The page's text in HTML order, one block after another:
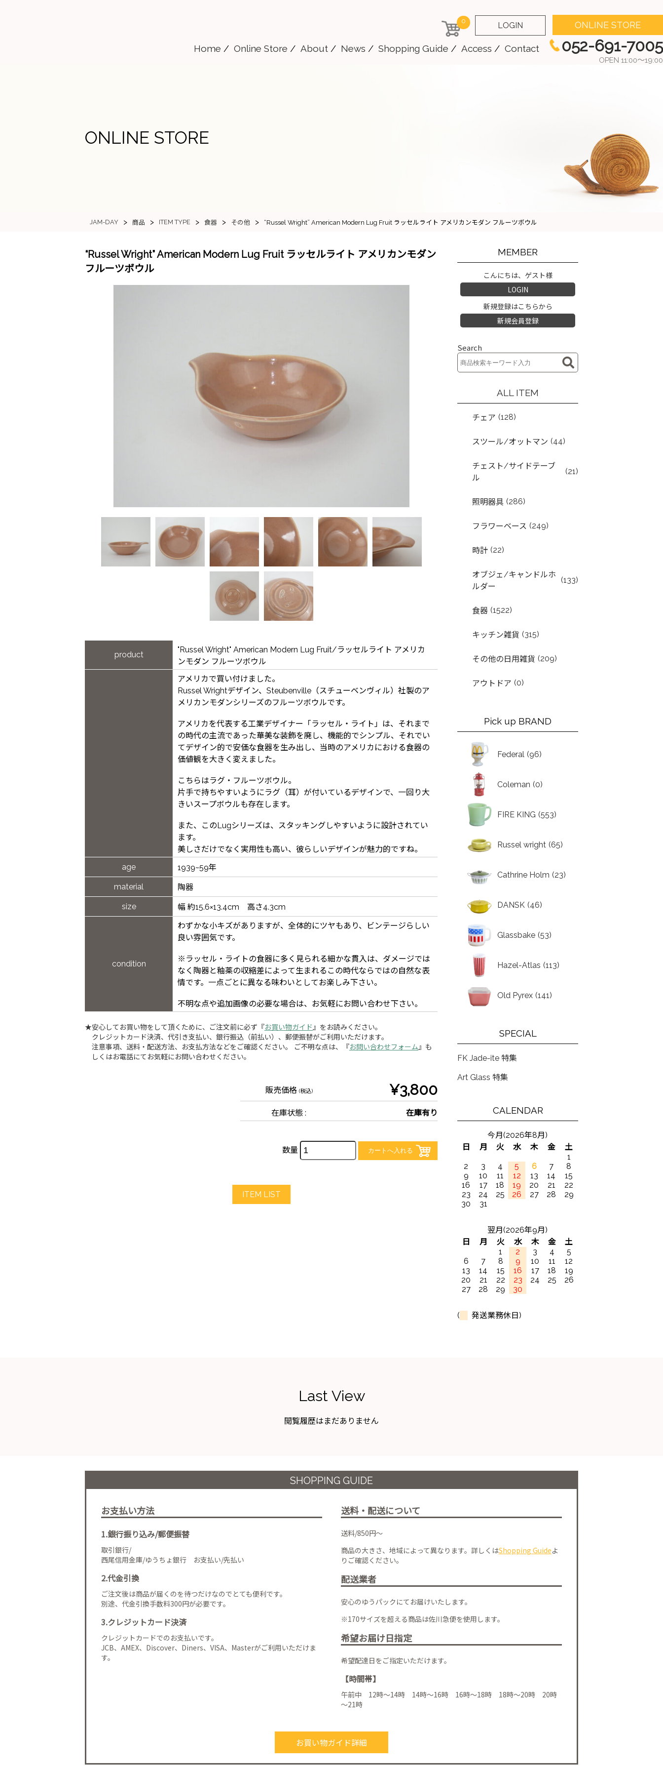
0 LOGIN ONLINE STORE
Home Online Store About News Shopping Guide Access Contact 052-691-7005
OPEN 11:00～19:00
ONLINE STORE
JAM-DAY > 商品 > ITEM TYPE > 食器 > その他 > “Russel Wright” American Modern Lug Fruit ラッセルライト アメリカンモダン フルーツボウル
“Russel Wright” American Modern Lug Fruit ラッセルライト アメリカンモダン
フルーツボウル
product
"Russel Wright" American Modern Lug Fruit/ラッセルライト アメリカ
ンモダン フルーツボウル
アメリカで買い付けました。
Russel Wrightデザイン、Steubenville（スチューベンヴィル）社製のア
メリカンモダンシリーズのフルーツボウルです。
アメリカを代表する工業デザイナー「ラッセル・ライト」は、それまで
の時代の主流であった華美な装飾を廃し、機能的でシンプル、それでい
てデザイン的で安価な食器を生み出し、当時のアメリカにおける食器の
価値観を大きく変えました。
こちらはラグ・フルーツボウル。
片手で持ちやすいようにラグ（耳）が付いているデザインで、一回り大
きいスープボウルも存在します。
また、このLugシリーズは、スタッキングしやすいように設計されてい
ます。
美しさだけでなく実用性も高い、彼らしいデザインが魅力的ですね。
age
1939~59年
material 陶器
size 幅 約15.6×13.4cm 高さ4.3cm
condition
わずかな小キズがありますが、全体的にツヤもあり、ビンテージらしい
良い雰囲気です。
※ラッセル・ライトの食器に多く見られる細かな貫入は、ダメージでは
なく陶器と釉薬の収縮差によって生まれるこの時代ならではの自然な表
情です。一点ごとに異なる味わいとしてお楽しみ下さい。
不明な点や追加画像の必要な場合は、お気軽にお問い合わせ下さい。
★安心してお買い物をして頂くために、ご注文前に必ず『お買い物ガイド 』をお読みください。
クレジットカード決済、代引き支払い、銀行振込（前払い）、郵便振替がご利用いただけます。
注意事項、送料・配送方法、お支払方法などをご確認ください。 ご不明な点は、『お問い合わせフォーム 』も
しくはお電話にてお気軽にお問い合わせください。
販売価格 (税込) ¥3,800
在庫状態 : 在庫有り
数量
ITEM LIST
MEMBER
こんにちは、ゲスト様
LOGIN
新規登録はこちらから
新規会員登録
Search
ALL ITEM
チェア (128)
スツール/オットマン (44)
チェスト/サイドテーブ
ル
(21)
照明器具 (286)
フラワーベース (249)
時計 (22)
オブジェ/キャンドルホ
ルダー
(133)
食器 (1522)
キッチン雑貨 (315)
その他の日用雑貨 (209)
アウトドア (0)
Pick up BRAND
Federal (96)
Coleman (0)
FIRE KING (553)
Russel wright (65)
Cathrine Holm (23)
DANSK (46)
Glassbake (53)
Hazel-Atlas (113)
Old Pyrex (141)
SPECIAL
FK Jade-ite 特集
Art Glass 特集
CALENDAR
今月(2026年8月)
日
月 火 水 木 金
土
1
2
3 4 5 6 7
8
9
10 11 12 13 14
15
16
17 18 19 20 21
22
23
24 25 26 27 28
29
30
31
翌月(2026年9月)
日
月 火 水 木 金
土
1
2 3 4
5
6
7 8 9 10 11
12
13
14 15 16 17 18
19
20
21 22 23 24 25
26
27
28 29 30
( 発送業務休日)
Last View
閲覧履歴はまだありません
SHOPPING GUIDE
お支払い方法
1.銀行振り込み/郵便振替
取引銀行/
西尾信用金庫/ゆうちょ銀行 お支払い/先払い
2.代金引換
ご注文後は商品が届くのを待つだけなのでとても便利です。
別途、代金引換手数料300円が必要です。
3.クレジットカード決済
クレジットカードでのお支払いです。
JCB、AMEX、Discover、Diners、VISA、Masterがご利用いただけま
す。
送料・配送について
送料/850円～
商品の大きさ、地域によって異なります。詳しくはShopping Guideよ
りご確認ください。
配送業者
安心のゆうパックにてお届けいたします。
※170サイズを超える商品は佐川急便を使用します。
希望お届け日指定
希望配達日をご指定いただけます。
【時間帯】
午前中 12時～14時 14時～16時 16時～18時 18時～20時 20時
～21時
お買い物ガイド詳細